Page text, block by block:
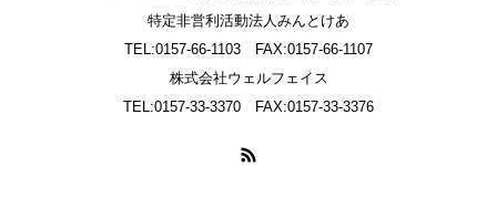
特定非営利活動法人みんとけあ
TEL:0157-66-1103 FAX:0157-66-1107
株式会社ウェルフェイス
TEL:0157-33-3370 FAX:0157-33-3376